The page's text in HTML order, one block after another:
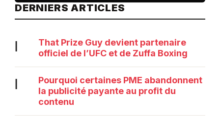
DERNIERS ARTICLES
That Prize Guy devient partenaire
officiel de l’UFC et de Zuffa Boxing
Pourquoi certaines PME abandonnent
la publicité payante au profit du
contenu